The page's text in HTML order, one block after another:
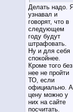
Делать надо.
узнавал и
говорят, что в
следующем
году будут
штрафовать.
Ну и для себя
спокойнее.
Кроме того без
нее не пройти
ТО, если
официально. А
цену можно у
них на сайте
посчитать.